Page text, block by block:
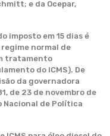
e da Ocepar,
imposto em 15 dias é
normal de
tratamento
do ICMS). De
da governadora
de 23 de novembro de
Nacional de Política